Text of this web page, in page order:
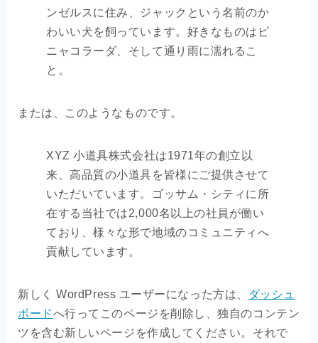
ンゼルスに住み、ジャックという名前のか
わいい犬を飼っています。好きなものはピ
ニャコラーダ、そして通り雨に濡れるこ
と。
または、このようなものです。
XYZ 小道具株式会社は1971年の創立以
来、高品質の小道具を皆様にご提供させて
いただいています。ゴッサム・シティに所
在する当社では2,000名以上の社員が働い
ており、様々な形で地域のコミュニティへ
貢献しています。
新しく WordPress ユーザーになった方は、
ダッシュ
ボードへ行ってこのページを削除し、独自のコンテン
ツを含む新しいページを作成してください。それで